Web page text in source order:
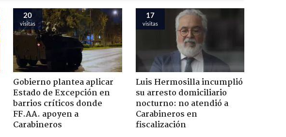
20
visitas
Gobierno plantea aplicar
Estado de Excepción en
barrios críticos donde
FF.AA. apoyen a
Carabineros
17
visitas
Luis Hermosilla incumplió
su arresto domiciliario
nocturno: no atendió a
Carabineros en
fiscalización